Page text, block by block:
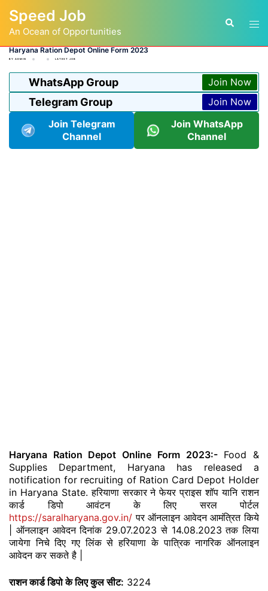
content
Speed Job
An Ocean of Opportunities
Search
Haryana Ration Depot Online Form 2023
BY ADMIN LATEST JOB
WhatsApp Group Join Now
Telegram Group
Join Now
Join Telegram
Channel
Join WhatsApp
Channel
Haryana Ration Depot Online Form 2023:-Food &
Supplies Department, Haryana has released a
notification for recruiting of Ration Card Depot Holder
in Haryana State. हरियाणा सरकार ने फेयर प्राइस शॉप यानि राशन
कार्ड डिपो आवंटन के लिए सरल पोर्टल
https://saralharyana.gov.in/ पर ऑनलाइन आवेदन आमंत्रित किये
| ऑनलाइन आवेदन दिनांक 29.07.2023 से 14.08.2023 तक लिया
जायेगा निचे दिए गए लिंक से हरियाणा के पात्रिक नागरिक ऑनलाइन
आवेदन कर सकते है |
राशन कार्ड डिपो के लिए कुल सीट: 3224